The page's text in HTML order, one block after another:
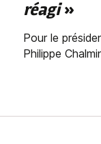
réagi»
Pour le
Philippe